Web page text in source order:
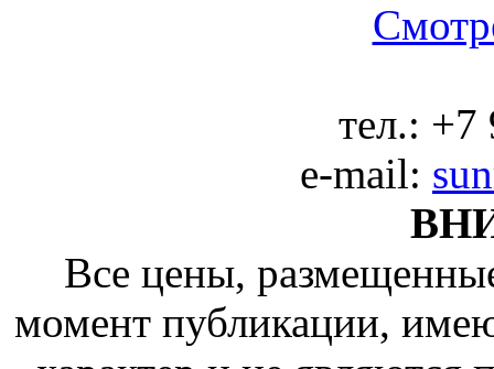
тел.: +7
e-mail:
Все цены,
момент публикации,